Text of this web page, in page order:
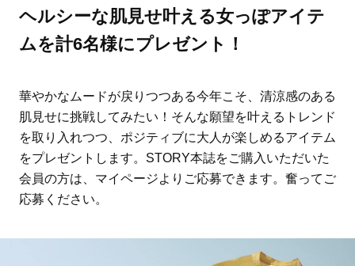
ママとパパに贈る「ジェンダーレ
ス学」
人気の40代髪型・ヘア
ヘルシーな肌見せ叶える女っぽアイテ
ムを計6名様にプレゼント！
華やかなムードが戻りつつある今年こそ、清涼感のある
肌見せに挑戦してみたい！そんな願望を叶えるトレンド
を取り入れつつ、ポジティブに大人が楽しめるアイテム
をプレゼントします。STORY本誌をご購入いただいた
会員の方は、マイページよりご応募できます。奮ってご
応募ください。